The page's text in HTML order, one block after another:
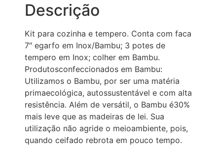
Descrição
Kit para cozinha e tempero. Conta com faca
7″ egarfo em Inox/Bambu; 3 potes de
tempero em Inox; colher em Bambu.
Produtosconfeccionados em Bambu:
Utilizamos o Bambu, por ser uma matéria
primaecológica, autossustentável e com alta
resistência. Além de versátil, o Bambu é30%
mais leve que as madeiras de lei. Sua
utilização não agride o meioambiente, pois,
quando ceifado rebrota em pouco tempo.